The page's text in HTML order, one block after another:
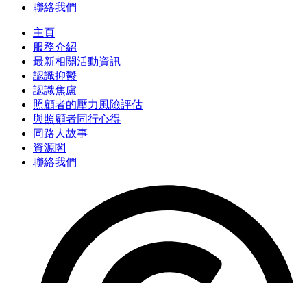
聯絡我們
主頁
服務介紹
最新相關活動資訊
認識抑鬱
認識焦慮
照顧者的壓力風險評估
與照顧者同行心得
同路人故事
資源閣
聯絡我們